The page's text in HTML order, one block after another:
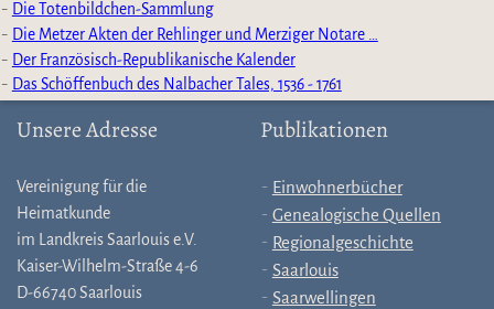
Die Totenbildchen-Sammlung
Die Metzer Akten der Rehlinger und Merziger Notare …
Der Französisch-Republikanische Kalender
Das Schöffenbuch des Nalbacher Tales, 1536 - 1761
Unsere Adresse
Vereinigung für die
Heimatkunde
im Landkreis Saarlouis e.V.
Kaiser-Wilhelm-Straße 4-6
D-66740 Saarlouis
Publikationen
Einwohnerbücher
Genealogische Quellen
Regionalgeschichte
Saarlouis
Saarwellingen